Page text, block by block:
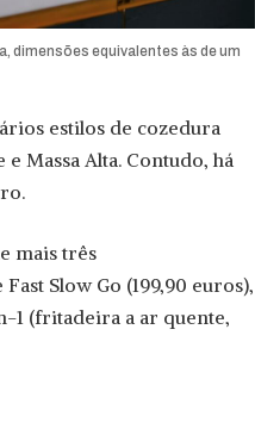
dimensões equivalentes às de um
estilos de cozedura
Massa Alta. Contudo, há
mais três
Slow Go (199,90 euros),
1 (fritadeira a ar quente,